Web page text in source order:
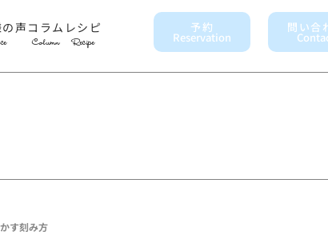
声 コラム
Column
レシピ
Recipe
予約
Reservation
問い合
す刻み方